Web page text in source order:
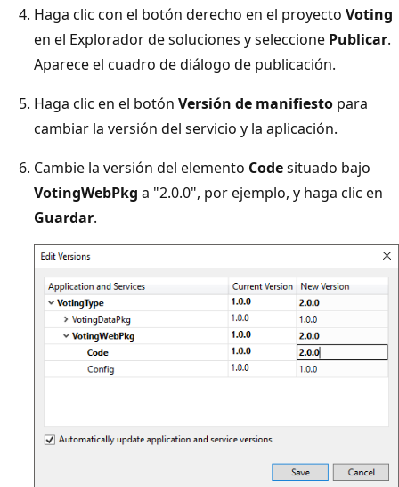
Haga clic con el botón derecho en el proyecto Voting
en el Explorador de soluciones y seleccione Publicar.
Aparece el cuadro de diálogo de publicación.
Haga clic en el botón Versión de manifiesto para
cambiar la versión del servicio y la aplicación.
Cambie la versión del elemento Codesituado bajo
VotingWebPkg a "2.0.0", por ejemplo, y haga clic en
Guardar.